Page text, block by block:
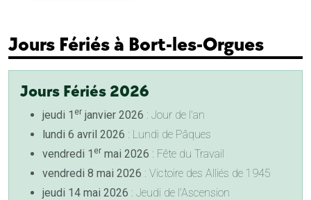
Jours Fériés à Bort-les-Orgues
Jours Fériés 2026
jeudi 1 er janvier 2026 : Jour de l'an
lundi 6 avril 2026 : Lundi de Pâques
vendredi 1 er mai 2026 : Fête du Travail
vendredi 8 mai 2026 : Victoire des Alliés de 1945
jeudi 14 mai 2026 : Jeudi de l'Ascension